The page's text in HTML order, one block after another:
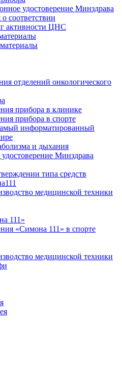
удостоверение Минздрава
соответствии
активности ЦНС
отделений онкологического
прибора в клинике
прибора в спорте
информатированный
и дыхания
Минздрава
типа средств
медицинской техники
111»
«Симона 111» в спорте
медицинской техники